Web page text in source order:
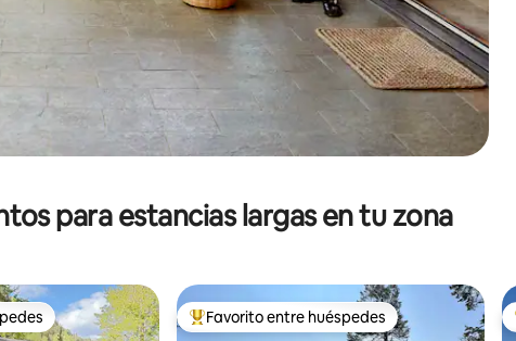
para estancias largas en tu zona
De los mejores en Favorito entre huéspedes
Favorito entre huéspedes